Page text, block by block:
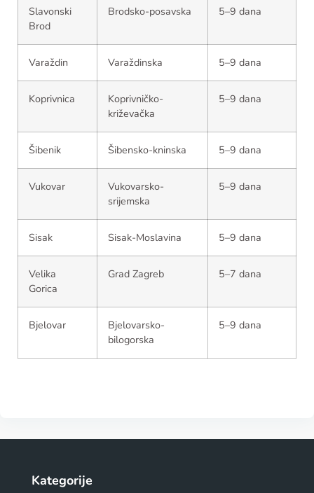
Slavonski
Brod
Brodsko-posavska 5–9 dana
Varaždin Varaždinska 5–9 dana
Koprivnica
Koprivničko-
križevačka
5–9 dana
Šibenik Šibensko-kninska 5–9 dana
Vukovar
Vukovarsko-
srijemska
5–9 dana
Sisak Sisak-Moslavina 5–9 dana
Velika
Gorica
Grad Zagreb 5–7 dana
Bjelovar
Bjelovarsko-
bilogorska
5–9 dana
Kategorije